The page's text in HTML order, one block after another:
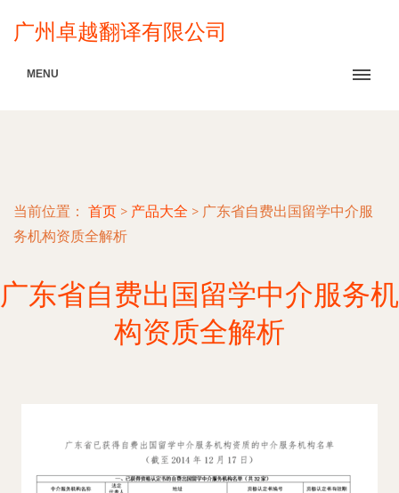
广州卓越翻译有限公司
MENU
当前位置： 首页 > 产品大全 > 广东省自费出国留学中介服
务机构资质全解析
广东省自费出国留学中介服务机
构资质全解析